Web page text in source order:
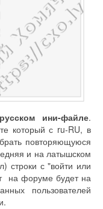
ини-файле.
который с ru-RU, в
повторяющуюся
и на латышском
строки с "войти или
на форуме будет на
пользователей